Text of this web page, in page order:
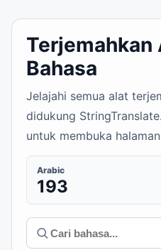
Terjemahkan
Bahasa
Jelajahi semua alat
didukung
untuk membuka
Arabic
193